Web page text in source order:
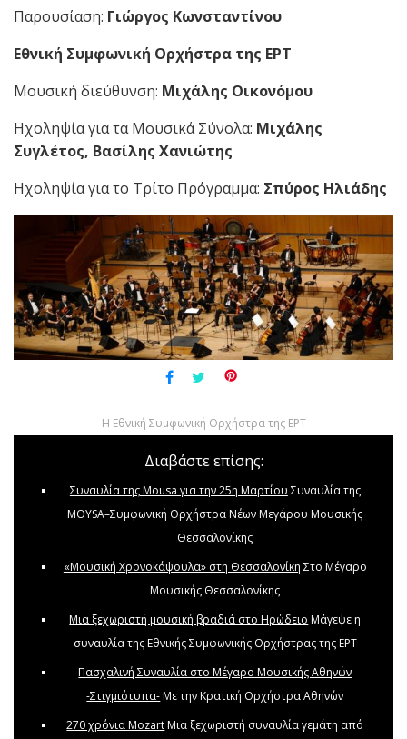
Παρουσίαση: Γιώργος Κωνσταντίνου
Εθνική Συμφωνική Ορχήστρα της ΕΡΤ
Μουσική διεύθυνση: Μιχάλης Οικονόμου
Ηχοληψία για τα Μουσικά Σύνολα: Μιχάλης
Συγλέτος, Βασίλης Χανιώτης
Ηχοληψία για το Τρίτο Πρόγραμμα: Σπύρος Ηλιάδης
Η Εθνική Συμφωνική Ορχήστρα της ΕΡΤ
Διαβάστε επίσης:
Συναυλία της Mousa για την 25η Μαρτίου Συναυλία της
MOYSA–Συμφωνική Ορχήστρα Νέων Μεγάρου Μουσικής
Θεσσαλονίκης
«Μουσική Χρονοκάψουλα» στη Θεσσαλονίκη Στο Μέγαρο
Μουσικής Θεσσαλονίκης
Μια ξεχωριστή μουσική βραδιά στο Ηρώδειο Μάγεψε η
συναυλία της Εθνικής Συμφωνικής Ορχήστρας της ΕΡΤ
Πασχαλινή Συναυλία στο Μέγαρο Μουσικής Αθηνών
-Στιγμιότυπα-Με την Κρατική Ορχήστρα Αθηνών
270 χρόνια ΜοzartΜια ξεχωριστή συναυλία γεμάτη από